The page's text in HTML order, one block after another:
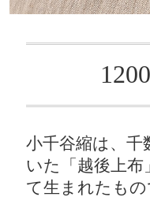
小千谷縮は、千
いた「越後上布
て生まれたも